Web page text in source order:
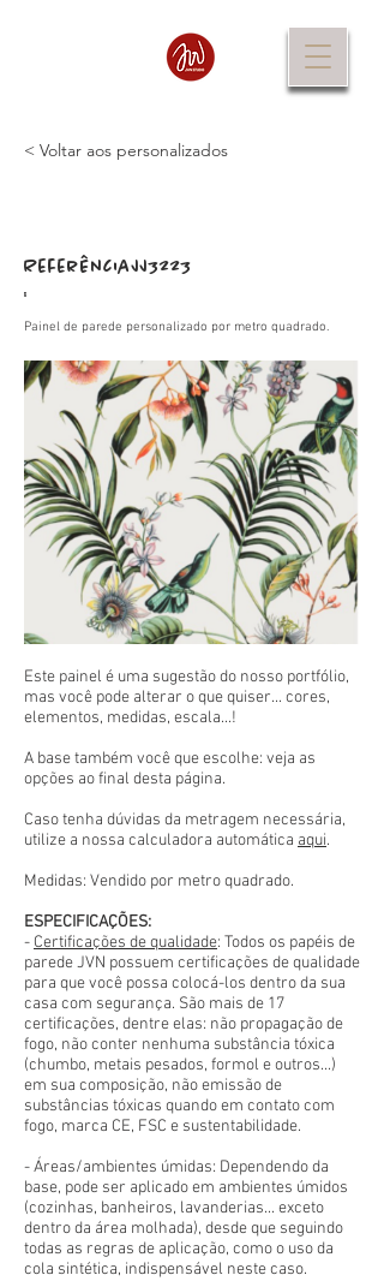
< Voltar aos personalizados
Referência
:
JJ3223
Painel de parede personalizado por metro quadrado.
Este painel é uma sugestão do nosso portfólio,
mas você pode alterar o que quiser... cores,
elementos, medidas, escala...!
A base também você que escolhe: veja as
opções ao final desta página.
Caso tenha dúvidas da metragem necessária,
utilize a nossa calculadora automática aqui.
Medidas: Vendido por metro quadrado.
ESPECIFICAÇÕES:
- Certificações de qualidade: Todos os papéis de
parede JVN possuem certificações de qualidade
para que você possa colocá-los dentro da sua
casa com segurança. São mais de 17
certificações, dentre elas: não propagação de
fogo, não conter nenhuma substância tóxica
(chumbo, metais pesados, formol e outros...)
em sua composição, não emissão de
substâncias tóxicas quando em contato com
fogo, marca CE, FSC e sustentabilidade.
- Áreas/ambientes úmidas: Dependendo da
base, pode ser aplicado em ambientes úmidos
(cozinhas, banheiros, lavanderias... exceto
dentro da área molhada), desde que seguindo
todas as regras de aplicação, como o uso da
cola sintética, indispensável neste caso.